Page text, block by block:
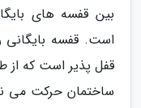
بین قفسه های
است. قفسه
قفل پذیر است که
ساختمان حرکت می